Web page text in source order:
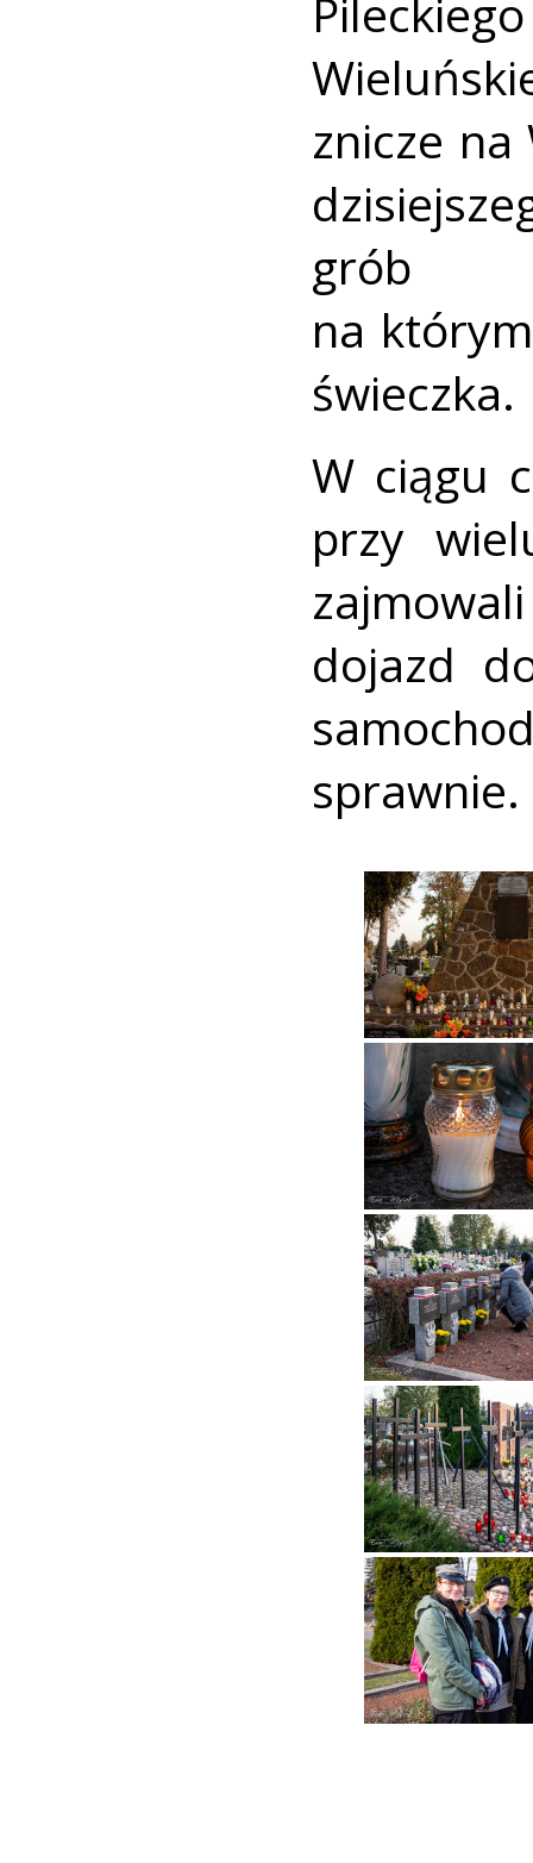
znicze na
grób
na
świeczka.
W ciągu
przy
dojazd
sprawnie.